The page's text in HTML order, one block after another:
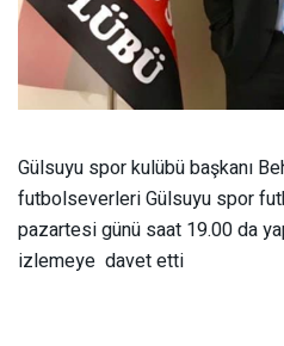
Gülsuyu spor kulübü başkanı
futbolseverleri Gülsuyu spor
pazartesi günü saat 19.00 da
izlemeye davet etti